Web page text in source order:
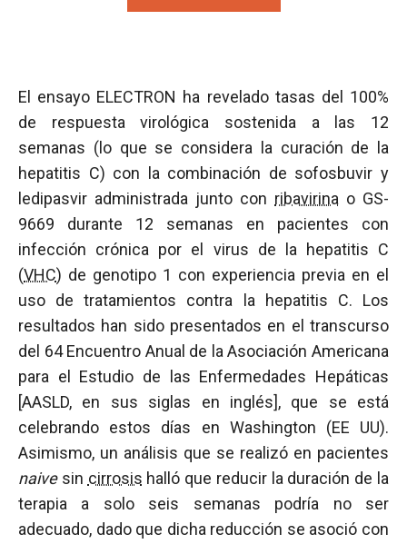
El ensayo ELECTRON ha revelado tasas del 100%
de respuesta virológica sostenida a las 12
semanas (lo que se considera la curación de la
hepatitis C) con la combinación de sofosbuvir y
ledipasvir administrada junto con ribavirina o GS-
9669 durante 12 semanas en pacientes con
infección crónica por el virus de la hepatitis C
(VHC) de genotipo 1 con experiencia previa en el
uso de tratamientos contra la hepatitis C. Los
resultados han sido presentados en el transcurso
del 64 Encuentro Anual de la Asociación Americana
para el Estudio de las Enfermedades Hepáticas
[AASLD, en sus siglas en inglés], que se está
celebrando estos días en Washington (EE UU).
Asimismo, un análisis que se realizó en pacientes
naivesin cirrosis halló que reducir la duración de la
terapia a solo seis semanas podría no ser
adecuado, dado que dicha reducción se asoció con